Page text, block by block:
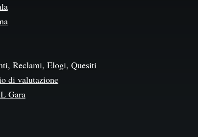
Reclami, Elogi, Quesiti
di valutazione
Gara